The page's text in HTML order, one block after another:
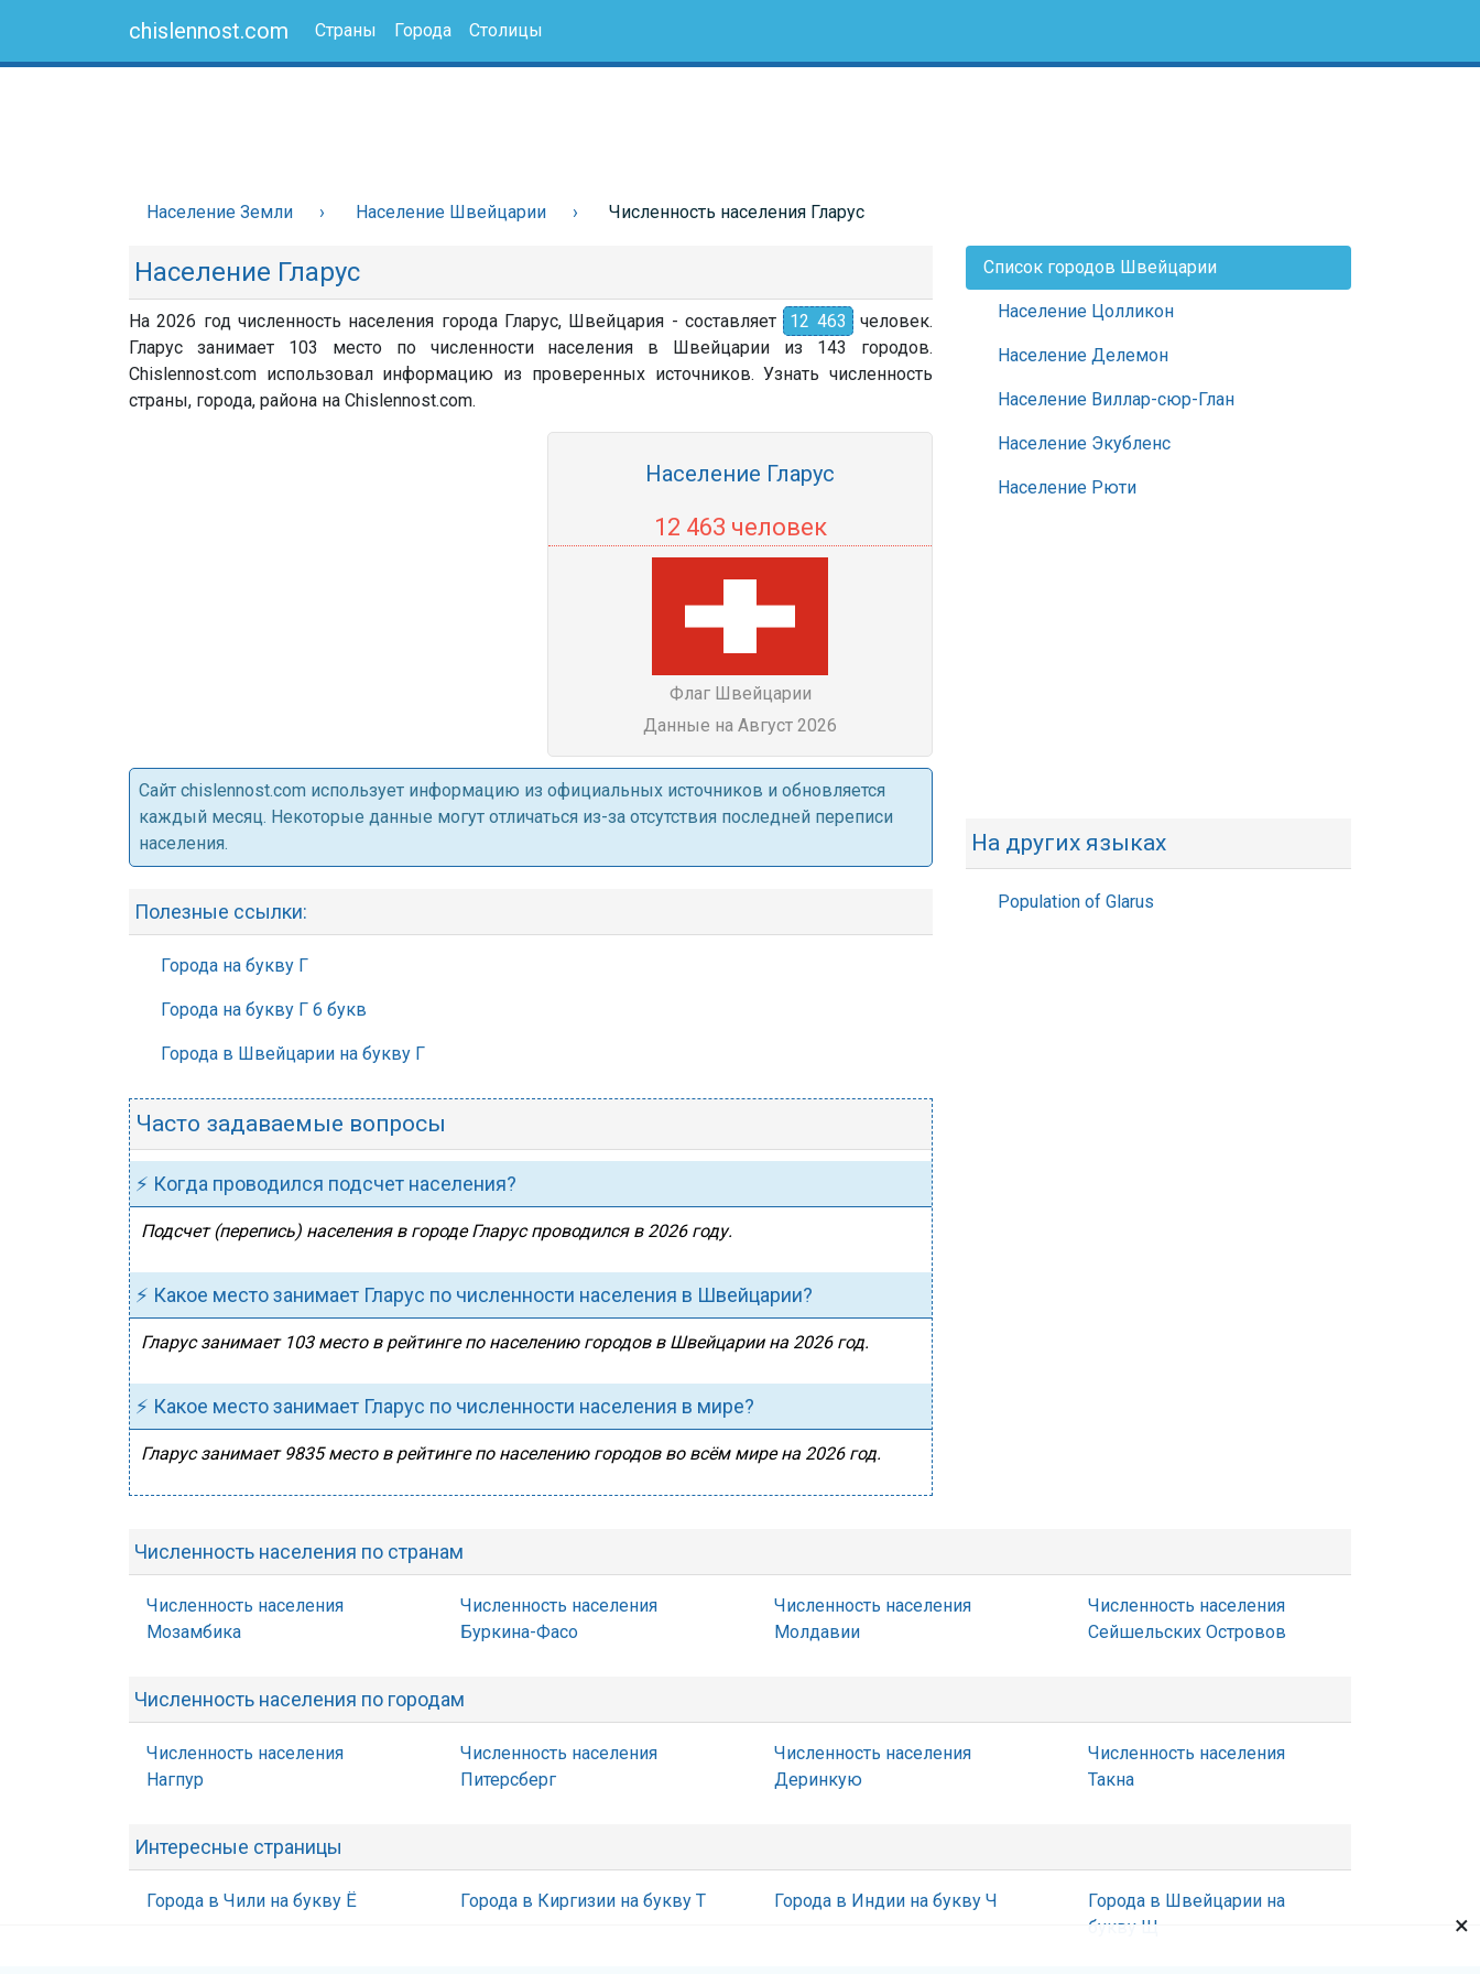
chislennost.com Страны Города Столицы
Население Земли Население Швейцарии Численность населения Гларус
Население Гларус
На 2026 год численность населения города Гларус, Швейцария - составляет 12 463 человек.
Гларус занимает 103 место по численности населения в Швейцарии из 143 городов.
Chislennost.com использовал информацию из проверенных источников. Узнать численность
страны, города, района на Chislennost.com.
Население Гларус
12 463 человек
Флаг Швейцарии
Данные на Август 2026
Cайт chislennost.com использует информацию из официальных источников и обновляется
каждый месяц. Некоторые данные могут отличаться из-за отсутствия последней переписи
населения.
Полезные ссылки:
Города на букву Г
Города на букву Г 6 букв
Города в Швейцарии на букву Г
Часто задаваемые вопросы
⚡ Когда проводился подсчет населения?
Подсчет (перепись) населения в городе Гларус проводился в 2026 году.
⚡ Какое место занимает Гларус по численности населения в Швейцарии?
Гларус занимает 103 место в рейтинге по населению городов в Швейцарии на 2026 год.
⚡ Какое место занимает Гларус по численности населения в мире?
Гларус занимает 9835 место в рейтинге по населению городов во всём мире на 2026 год.
Список городов Швейцарии
Население Цолликон
Население Делемон
Население Виллар-сюр-Глан
Население Экубленс
Население Рюти
На других языках
Population of Glarus
Численность населения по странам
Численность населения
Мозамбика
Численность населения
Буркина-Фасо
Численность населения
Молдавии
Численность населения
Сейшельских Островов
Численность населения по городам
Численность населения
Нагпур
Численность населения
Питерсберг
Численность населения
Деринкую
Численность населения
Такна
Интересные страницы
Города в Чили на букву Ё Города в Киргизии на букву Т Города в Индии на букву Ч
Города в Швейцарии на
букву Щ
×